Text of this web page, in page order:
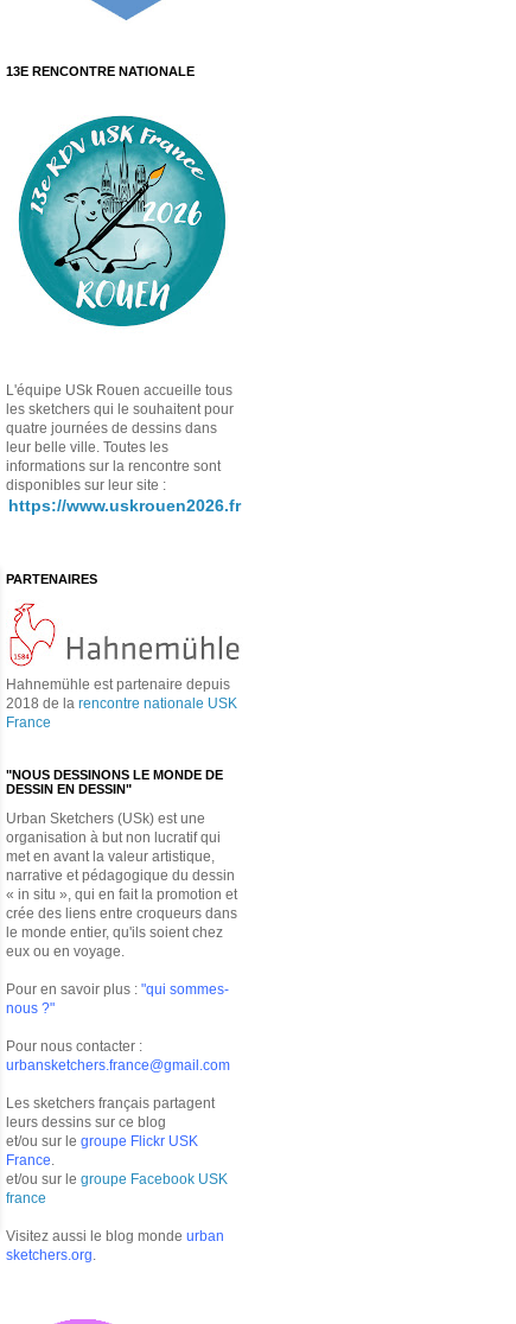
13E RENCONTRE NATIONALE
L'équipe USk Rouen accueille tous
les sketchers qui le souhaitent pour
quatre journées de dessins dans
leur belle ville. Toutes les
informations sur la rencontre sont
disponibles sur leur site :
https://www.uskrouen2026.fr
PARTENAIRES
Hahnemühle est partenaire depuis
2018 de la rencontre nationale USK
France
"NOUS DESSINONS LE MONDE DE
DESSIN EN DESSIN"
Urban Sketchers (USk) est une
organisation à but non lucratif qui
met en avant la valeur artistique,
narrative et pédagogique du dessin
« in situ », qui en fait la promotion et
crée des liens entre croqueurs dans
le monde entier, qu'ils soient chez
eux ou en voyage.
Pour en savoir plus : "qui sommes-
nous ?"
Pour nous contacter :
urbansketchers.france@gmail.com
Les sketchers français partagent
leurs dessins sur ce blog
et/ou sur le groupe Flickr USK
France
et/ou sur le groupe Facebook USK
france
Visitez aussi le blog monde urban
sketchers.org